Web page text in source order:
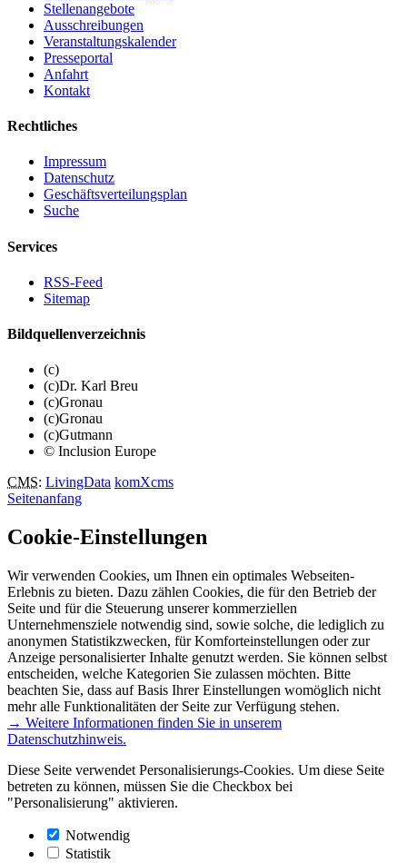
Stellenangebote
Ausschreibungen
Veranstaltungskalender
Presseportal
Anfahrt
Kontakt
Rechtliches
Impressum
Datenschutz
Geschäftsverteilungsplan
Suche
Services
RSS-Feed
Sitemap
Bildquellenverzeichnis
(c)
(c)Dr. Karl Breu
(c)Gronau
(c)Gronau
(c)Gutmann
© Inclusion Europe
CMS: LivingData komXcms
Seitenanfang
Cookie-Einstellungen
Wir verwenden Cookies, um Ihnen ein optimales Webseiten-
Erlebnis zu bieten. Dazu zählen Cookies, die für den Betrieb der
Seite und für die Steuerung unserer kommerziellen
Unternehmensziele notwendig sind, sowie solche, die lediglich zu
anonymen Statistikzwecken, für Komforteinstellungen oder zur
Anzeige personalisierter Inhalte genutzt werden. Sie können selbst
entscheiden, welche Kategorien Sie zulassen möchten. Bitte
beachten Sie, dass auf Basis Ihrer Einstellungen womöglich nicht
mehr alle Funktionalitäten der Seite zur Verfügung stehen.
→ Weitere Informationen finden Sie in unserem
Datenschutzhinweis.
Diese Seite verwendet Personalisierungs-Cookies. Um diese Seite
betreten zu können, müssen Sie die Checkbox bei
"Personalisierung" aktivieren.
Notwendig
Statistik